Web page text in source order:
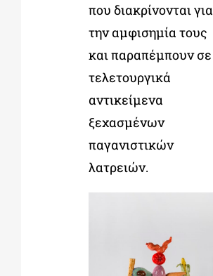
που διακρίνονται για
την αμφισημία τους
και παραπέμπουν σε
τελετουργικά
αντικείμενα
ξεχασμένων
παγανιστικών
λατρειών.